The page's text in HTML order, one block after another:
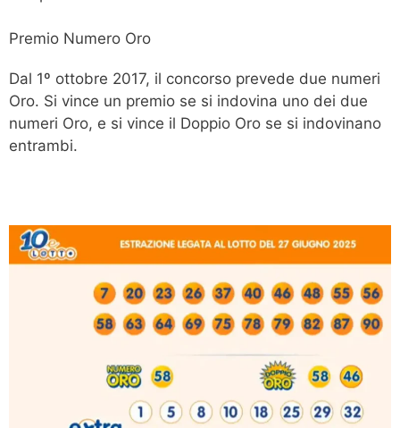
Premio Numero Oro
Dal 1º ottobre 2017, il concorso prevede due numeri
Oro. Si vince un premio se si indovina uno dei due
numeri Oro, e si vince il Doppio Oro se si indovinano
entrambi.